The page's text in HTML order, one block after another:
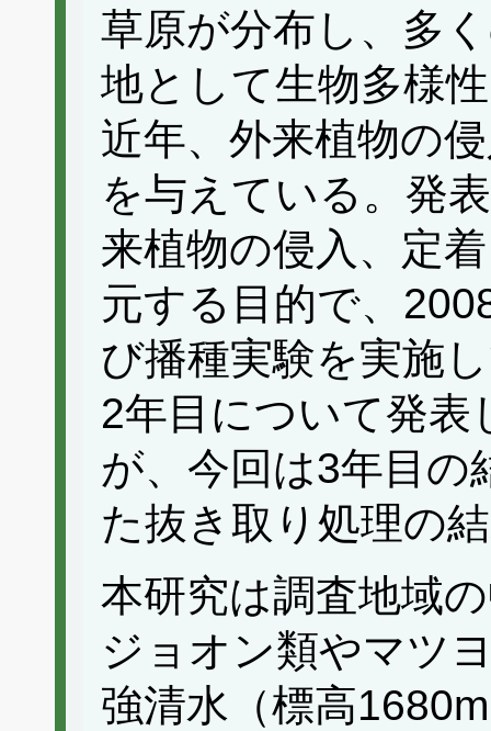
草原が分布し、多
地として生物多様
近年、外来植物の
を与えている。発
来植物の侵入、定
元する目的で、
び播種実験を実施
2年目について発表
が、今回は3年目の
た抜き取り処理の
本研究は調査地域
ジョオン類やマツ
強清水（標高